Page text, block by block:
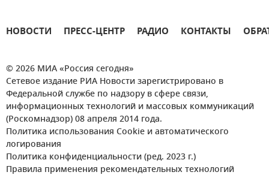
НОВОСТИ ПРЕСС-ЦЕНТР РАДИО КОНТАКТЫ
© 2026 МИА «Россия сегодня»
Сетевое издание РИА Новости зарегистрировано в
Федеральной службе по надзору в сфере связи,
информационных технологий и массовых коммуникаций
(Роскомнадзор) 08 апреля 2014 года.
Политика использования Cookie и автоматического
логирования
Политика конфиденциальности (ред. 2023 г.)
Правила применения рекомендательных технологий